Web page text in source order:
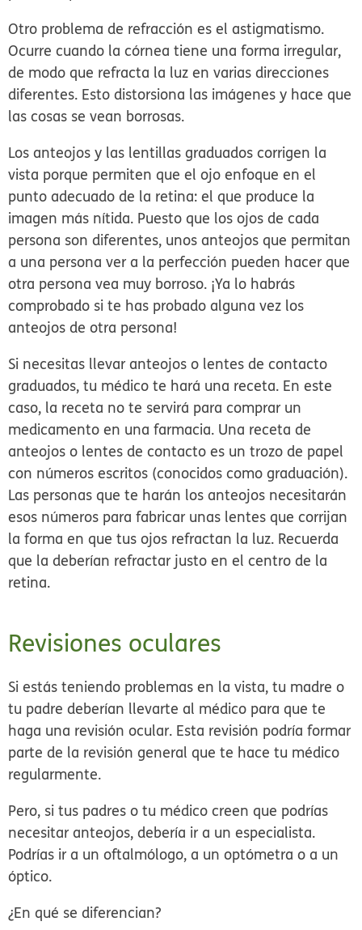
Otro problema de refracción es elastigmatismo.
Ocurre cuando la córnea tiene una forma irregular,
de modo que refracta la luz en varias direcciones
diferentes. Esto distorsiona las imágenes y hace que
las cosas se vean borrosas.
Los anteojos y las lentillas graduados corrigen la
vista porque permiten que el ojo enfoque en el
punto adecuado de la retina: el que produce la
imagen más nítida. Puesto que los ojos de cada
persona son diferentes, unos anteojos que permitan
a una persona ver a la perfección pueden hacer que
otra persona vea muy borroso. ¡Ya lo habrás
comprobado si te has probado alguna vez los
anteojos de otra persona!
Si necesitas llevar anteojos o lentes de contacto
graduados, tu médico te hará una receta. En este
caso, la receta no te servirá para comprar un
medicamento en una farmacia. Una receta de
anteojos o lentes de contacto es un trozo de papel
con números escritos (conocidos como graduación).
Las personas que te harán los anteojos necesitarán
esos números para fabricar unas lentes que corrijan
la forma en que tus ojos refractan la luz. Recuerda
que la deberían refractar justo en el centro de la
retina.
Revisiones oculares
Si estás teniendo problemas en la vista, tu madre o
tu padre deberían llevarte al médico para que te
haga una revisión ocular. Esta revisión podría formar
parte de la revisión general que te hace tu médico
regularmente.
Pero, si tus padres o tu médico creen que podrías
necesitar anteojos, debería ir a un especialista.
Podrías ir a un oftalmólogo, a un optómetra o a un
óptico.
¿En qué se diferencian?